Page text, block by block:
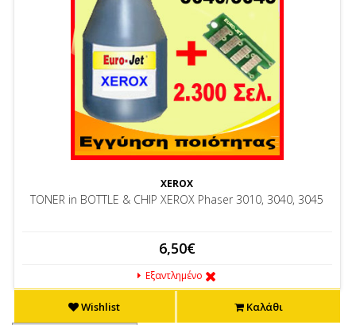
XEROX
TONER in BOTTLE & CHIP XEROX Phaser 3010, 3040, 3045
6,50€
Εξαντλημένο
Wishlist Καλάθι